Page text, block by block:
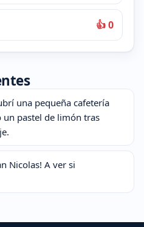
👍 0
una pequeña cafetería
pastel de limón tras
Nicolas! A ver si